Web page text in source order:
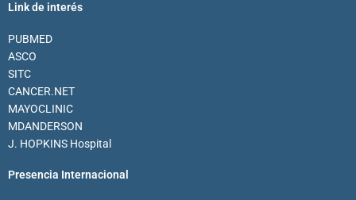
Link de interés
PUBMED
ASCO
SITC
CANCER.NET
MAYOCLINIC
MDANDERSON
J. HOPKINS Hospital
Presencia Internacional